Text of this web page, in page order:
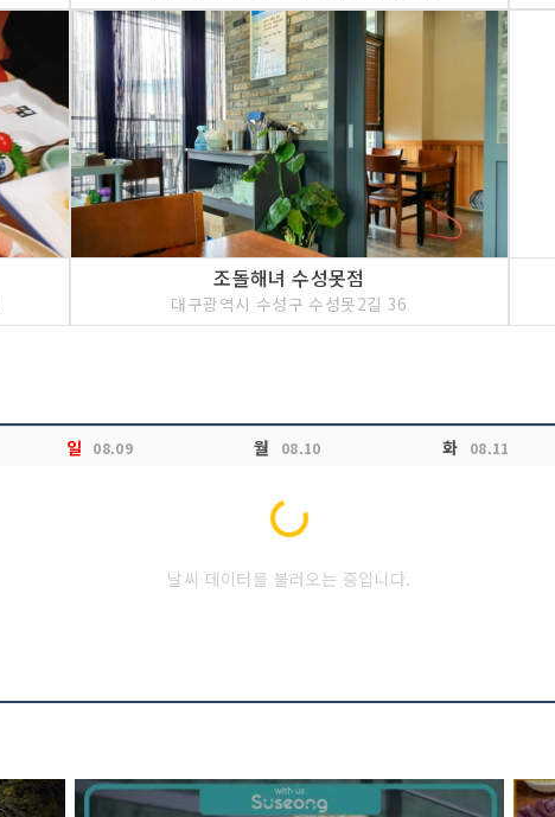
조돌해녀 수성못점
대구광역시 수성구 수성못2길 36
일 08.09 월 08.10 화 08.11
Loading...
날씨 데이터를 불러오는 중입니다.